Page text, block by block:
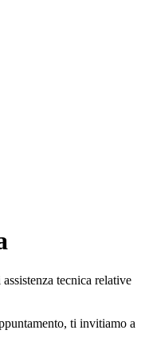
tecnica relative
ti invitiamo a